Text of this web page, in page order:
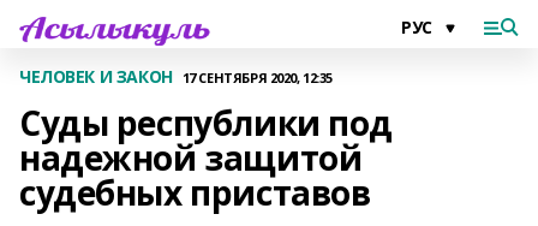
ЧЕЛОВЕК И ЗАКОН 17 СЕНТЯБРЯ 2020, 12:35
Суды республики под
надежной защитой
судебных приставов